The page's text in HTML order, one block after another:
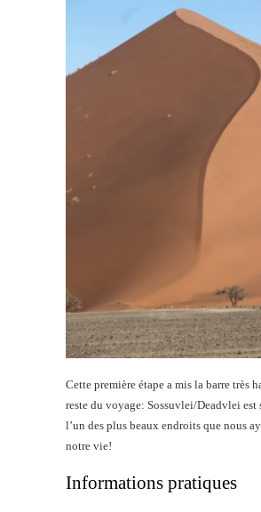
Cette première étape a mis la barre très
reste du voyage: Sossuvlei/Deadvlei est
l’un des plus beaux endroits que nous
notre vie!
Informations pratiques